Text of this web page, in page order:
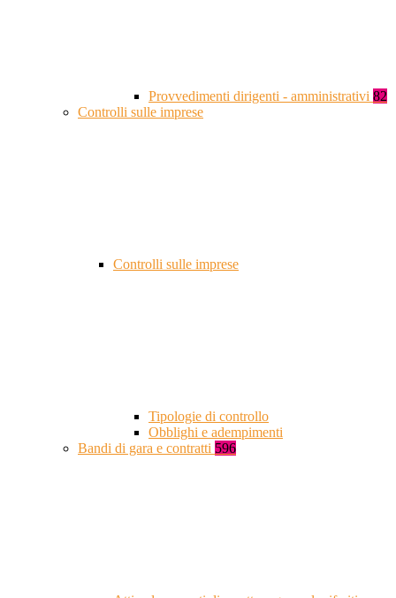
Provvedimenti dirigenti - amministrativi 82
Controlli sulle imprese
Controlli sulle imprese
Tipologie di controllo
Obblighi e adempimenti
Bandi di gara e contratti 596